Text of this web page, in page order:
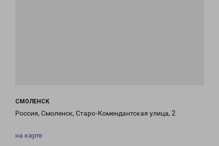
СМОЛЕНСК
Россия, Смоленск, Старо-Комендантская улица, 2
на карте